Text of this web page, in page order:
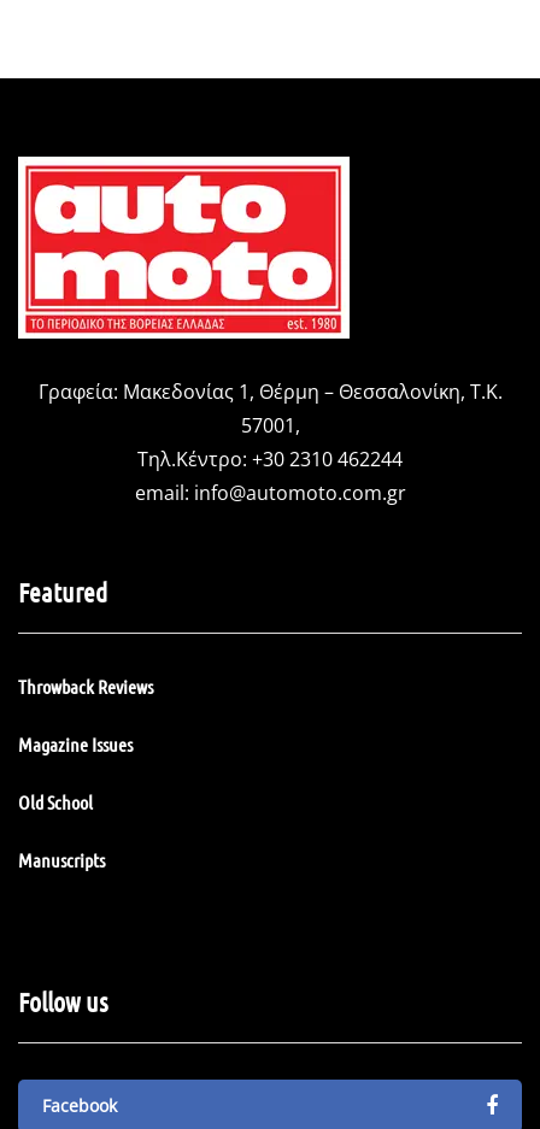
Γραφεία: Μακεδονίας 1, Θέρμη – Θεσσαλονίκη, Τ.Κ.
57001,
Τηλ.Κέντρο: +30 2310 462244
email: info@automoto.com.gr
Featured
Throwback Reviews
Magazine Issues
Old School
Manuscripts
Follow us
Facebook